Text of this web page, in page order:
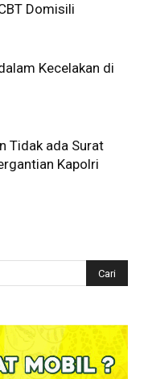
Domisili
Kecelakan di
Tidak ada Surat
Kapolri